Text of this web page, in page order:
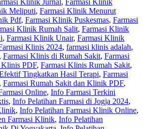
Meliputi, Farmasi Klinik Menurut
Pdf, Farmasi Klinik Puskesmas, Farmasi
Klinik Rumah Salit, Farmasi Klinik
, Farmasi Klinik Unair, Farmasi Klinik
Klinis 2024, farmasi klinis adalah,
, Farmasi Klinis di Rumah Sakit, Farmasi
Klinis PDF, Farmasi Klinis Rumah Sakit,
Tingkatkan Hasil Terapi, Farmasi
, Farmasi Rumah Sakit dan Klinik PDF,
Online, Info Farmasi Terkini
, Info Pelatihan Farmasi di Jogja 2024,
, Info Pelatihan Farmasi Klinik Online,
Farmasi Klinik, Info Pelatihan